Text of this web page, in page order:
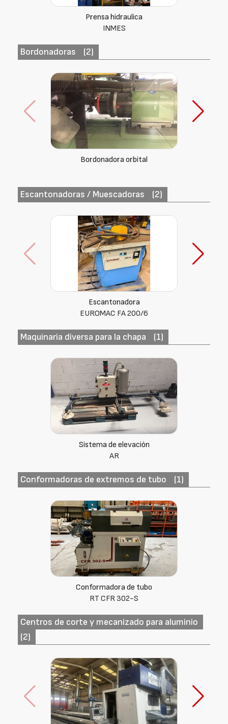
Prensa hidraulica
INMES
Bordonadoras (2)
Bordonadora
Escantonadoras / Muescadoras (2)
Escantonadora
Fim (Italia)
Maquinaria diversa para la chapa (1)
Sistema de elevación
AR
Conformadoras de extremos de tubo (1)
Conformadora de tubo
RT CFR 302-S
Centros de corte y mecanizado para aluminio
(2)